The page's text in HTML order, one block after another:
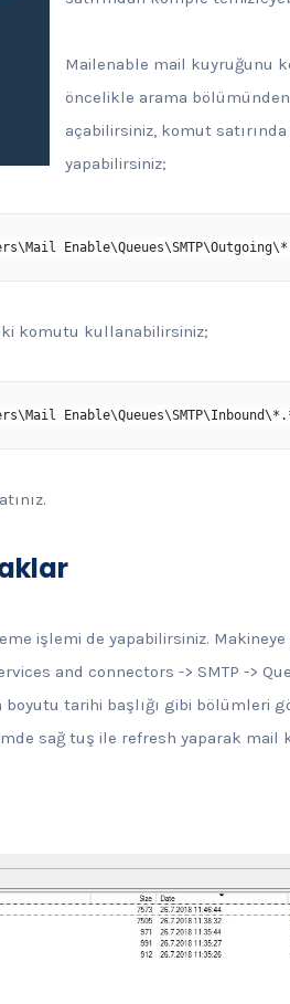
Mailenable mail kuyruğunu
öncelikle arama
açabilirsiniz, komut
yapabilirsiniz;
komutu kullanabilirsiniz;
işlemi de yapabilirsiniz.
and connectors -> SMTP ->
tarihi başlığı gibi bölümleri
sağ tuş ile refresh yaparak mail